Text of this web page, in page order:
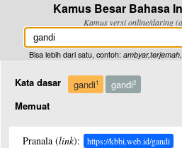
Kamus Besar Bahasa
Kamus versi online/daring
Bisa lebih dari satu, contoh:
Kata dasar gandi1 gandi2
Memuat
Pranala (link): https://kbbi.web.id/gandi